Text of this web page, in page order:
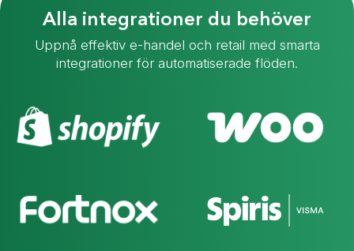
Alla integrationer du behöver
Uppnå effektiv e-handel och retail med smarta
integrationer för automatiserade flöden.